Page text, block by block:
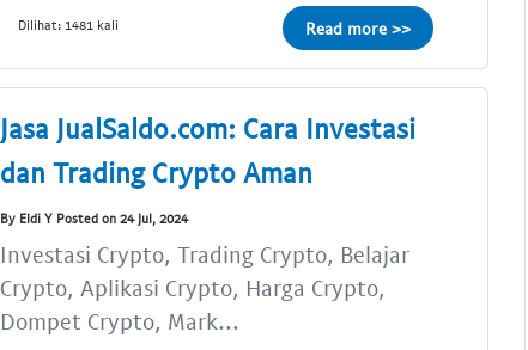
Dilihat: 1481 kali Read more >>
Jasa JualSaldo.com: Cara Investasi
dan Trading Crypto Aman
By Eldi Y Posted on 24 Jul, 2024
Investasi Crypto, Trading Crypto, Belajar
Crypto, Aplikasi Crypto, Harga Crypto,
Dompet Crypto, Mark...